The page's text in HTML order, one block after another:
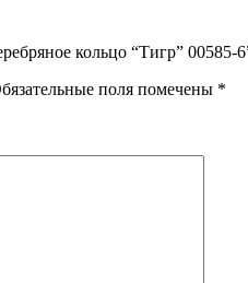
кольцо “Тигр” 00585-
поля помечены *